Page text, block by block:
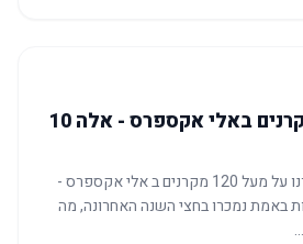
בדקנו מעל 120 מקרנים באלי אקספרס - אלה 10
לפני שבחרנו, בדקנו. עברנו על מעל 120 מקרנים ב אלי אקספרס -
באמת נמכרו בחצי השנה האחרונה, מה